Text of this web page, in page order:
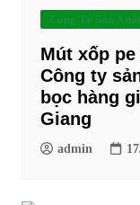
Công Ty Sản
Mút xốp
Công ty
bọc hàng
Giang
admin